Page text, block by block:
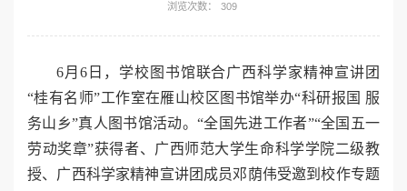
浏览次数：
309
6月6日，学校图书馆联合广西科学家精神宣讲团
“桂有名师”工作室在雁山校区图书馆举办“科研报国 服
务山乡”真人图书馆活动。“全国先进工作者”“全国五一
劳动奖章”获得者、广西师范大学生命科学学院二级教
授、广西科学家精神宣讲团成员邓荫伟受邀到校作专题